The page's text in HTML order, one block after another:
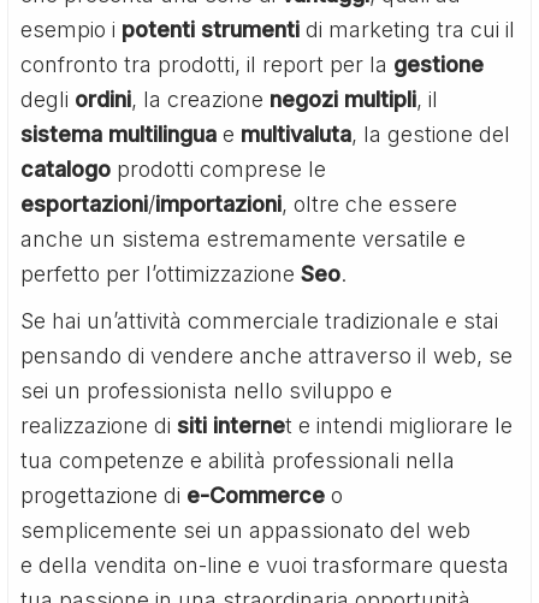
esempio i potenti strumenti di marketing tra cui il
confronto tra prodotti, il report per la gestione
degli ordini, la creazione negozi multipli, il
sistema multilingua e multivaluta, la gestione del
catalogo prodotti comprese le
esportazioni/importazioni, oltre che essere
anche un sistema estremamente versatile e
perfetto per l’ottimizzazioneSeo.
Se hai un’attività commerciale tradizionale e stai
pensando di vendere anche attraverso il web, se
sei un professionista nello sviluppo e
realizzazione disiti internet e intendi migliorare le
tua competenze e abilità professionali nella
progettazione di e-Commerce o
semplicemente sei un appassionato del web
e della vendita on-line e vuoi trasformare questa